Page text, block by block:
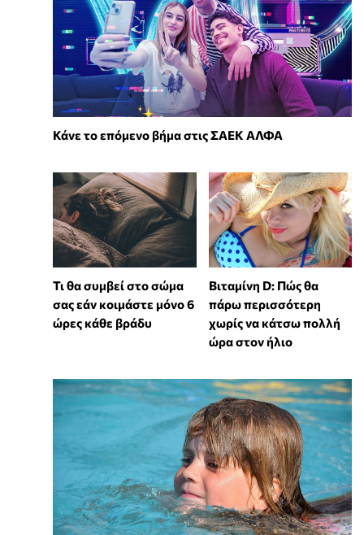
Κάνε το επόμενο βήμα στις ΣΑΕΚ ΑΛΦΑ
Τι θα συμβεί στο σώμα
σας εάν κοιμάστε μόνο 6
ώρες κάθε βράδυ
Βιταμίνη D: Πώς θα
πάρω περισσότερη
χωρίς να κάτσω πολλή
ώρα στον ήλιο